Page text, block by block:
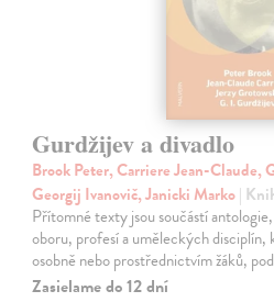
Gurdžijev a divadlo
Brook Peter, Carriere Jean-Claude,
Georgij Ivanovič, Janicki Marko|
Přítomné texty jsou součástí
oboru, profesí a uměleckých disciplín,
osobně nebo prostřednictvím žáků,
Zasielame do 12 dní